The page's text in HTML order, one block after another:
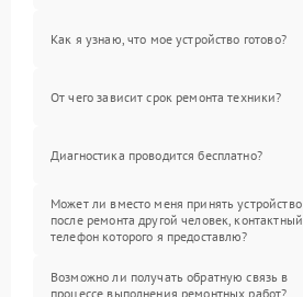
Как я узнаю, что мое устройство готово?
От чего зависит срок ремонта техники?
Диагностика проводится бесплатно?
Может ли вместо меня принять устройство
после ремонта другой человек, контактный
телефон которого я предоставлю?
Возможно ли получать обратную связь в
процессе выполнения ремонтных работ?